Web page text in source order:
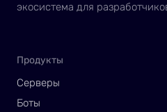
экосистема для
Продукты
Серверы
Боты